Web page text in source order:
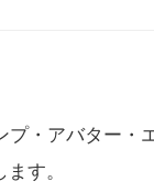
・アバター・
す。